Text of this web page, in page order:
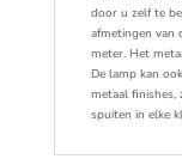
door u zelf te
afmetingen van
meter. Het
De lamp kan
metaal finishes,
spuiten in elke